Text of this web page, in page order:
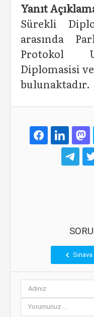
Yanıt
Sürekli
arasında
Protokol
Diplomasisi
bulunaktadır.